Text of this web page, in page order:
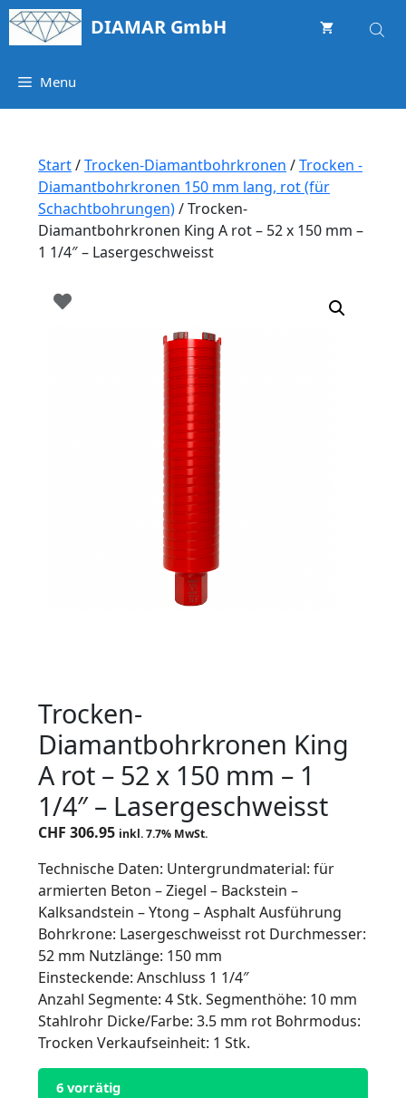
Springe
zum
DIAMAR GmbH
Menu
Start/Trocken-Diamantbohrkronen /Trocken -
Diamantbohrkronen 150 mm lang, rot (für
Schachtbohrungen)/ Trocken-
Diamantbohrkronen King A rot – 52 x 150 mm –
1 1/4″ – Lasergeschweisst
Trocken-
Diamantbohrkronen King
A rot – 52 x 150 mm – 1
1/4″ – Lasergeschweisst
CHF 306.95 inkl. 7.7% MwSt.
Technische Daten: Untergrundmaterial: für
armierten Beton – Ziegel – Backstein –
Kalksandstein – Ytong – Asphalt Ausführung
Bohrkrone: Lasergeschweisst rot Durchmesser:
52 mm Nutzlänge: 150 mm
Einsteckende: Anschluss 1 1/4″
Anzahl Segmente: 4 Stk. Segmenthöhe: 10 mm
Stahlrohr Dicke/Farbe: 3.5 mm rot Bohrmodus:
Trocken Verkaufseinheit: 1 Stk.
6 vorrätig